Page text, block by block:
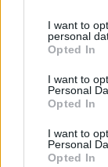
I want to
personal
Opted In
I want to
Personal
Opted In
I want to
Personal
Opted In
Trill ut bollene
Stek bollene